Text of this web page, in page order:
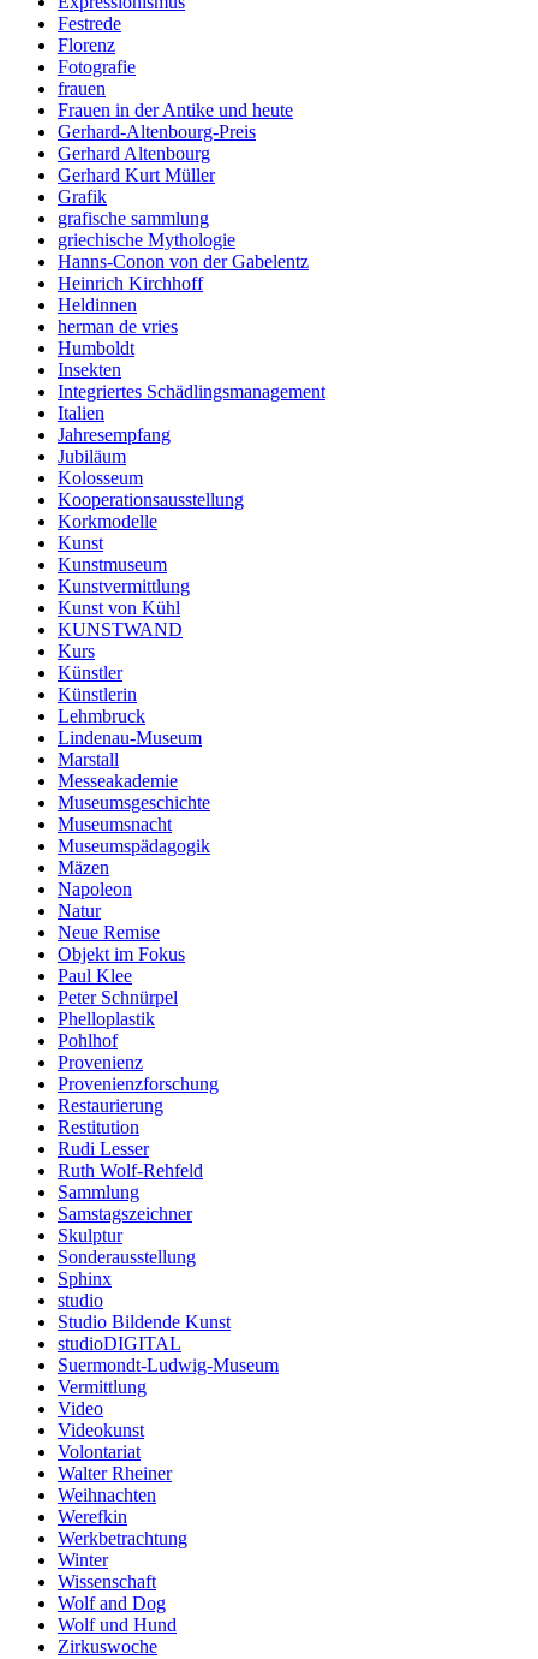
Festrede
Florenz
Fotografie
frauen
Frauen in der Antike und heute
Gerhard-Altenbourg-Preis
Gerhard Altenbourg
Gerhard Kurt Müller
Grafik
grafische sammlung
griechische Mythologie
Hanns-Conon von der Gabelentz
Heinrich Kirchhoff
Heldinnen
herman de vries
Humboldt
Insekten
Integriertes Schädlingsmanagement
Italien
Jahresempfang
Jubiläum
Kolosseum
Kooperationsausstellung
Korkmodelle
Kunst
Kunstmuseum
Kunstvermittlung
Kunst von Kühl
KUNSTWAND
Kurs
Künstler
Künstlerin
Lehmbruck
Lindenau-Museum
Marstall
Messeakademie
Museumsgeschichte
Museumsnacht
Museumspädagogik
Mäzen
Napoleon
Natur
Neue Remise
Objekt im Fokus
Paul Klee
Peter Schnürpel
Phelloplastik
Pohlhof
Provenienz
Provenienzforschung
Restaurierung
Restitution
Rudi Lesser
Ruth Wolf-Rehfeld
Sammlung
Samstagszeichner
Skulptur
Sonderausstellung
Sphinx
studio
Studio Bildende Kunst
studioDIGITAL
Suermondt-Ludwig-Museum
Vermittlung
Video
Videokunst
Volontariat
Walter Rheiner
Weihnachten
Werefkin
Werkbetrachtung
Winter
Wissenschaft
Wolf and Dog
Wolf und Hund
Zirkuswoche